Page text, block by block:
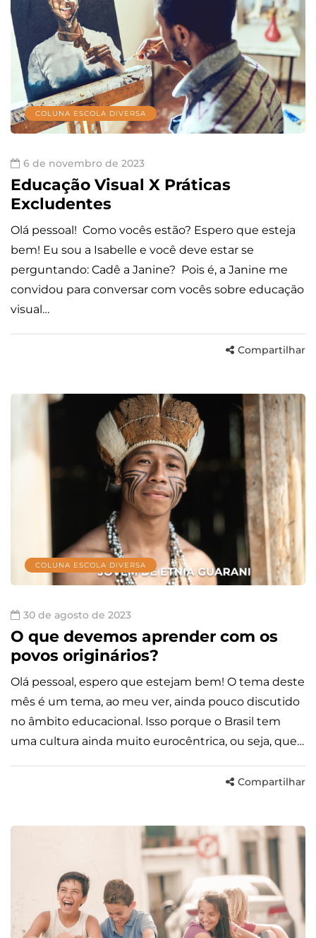
COLUNA ESCOLA DIVERSA
6 de novembro de 2023
Educação Visual X Práticas
Excludentes
Olá pessoal! Como vocês estão? Espero que esteja
bem! Eu sou a Isabelle e você deve estar se
perguntando: Cadê a Janine? Pois é, a Janine me
convidou para conversar com vocês sobre educação
visual…
Compartilhar
COLUNA ESCOLA DIVERSA
30 de agosto de 2023
O que devemos aprender com os
povos originários?
Olá pessoal, espero que estejam bem! O tema deste
mês é um tema, ao meu ver, ainda pouco discutido
no âmbito educacional. Isso porque o Brasil tem
uma cultura ainda muito eurocêntrica, ou seja, que…
Compartilhar